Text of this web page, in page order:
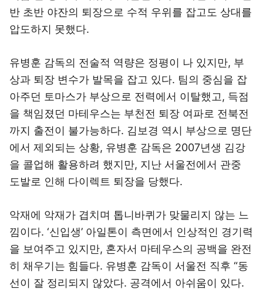
반 초반 야잔의 퇴장으로 수적 우위를 잡고도 상대를
압도하지 못했다.
유병훈 감독의 전술적 역량은 정평이 나 있지만, 부
상과 퇴장 변수가 발목을 잡고 있다. 팀의 중심을 잡
아주던 토마스가 부상으로 전력에서 이탈했고, 득점
을 책임졌던 마테우스는 부천전 퇴장 여파로 전북전
까지 출전이 불가능하다. 김보경 역시 부상으로 명단
에서 제외되는 상황, 유병훈 감독은 2007년생 김강
을 콜업해 활용하려 했지만, 지난 서울전에서 관중
도발로 인해 다이렉트 퇴장을 당했다.
악재에 악재가 겹치며 톱니바퀴가 맞물리지 않는 느
낌이다. ‘신입생’ 아일톤이 측면에서 인상적인 경기력
을 보여주고 있지만, 혼자서 마테우스의 공백을 완전
히 채우기는 힘들다. 유병훈 감독이 서울전 직후 “동
선이 잘 정리되지 않았다. 공격에서 아쉬움이 있다.